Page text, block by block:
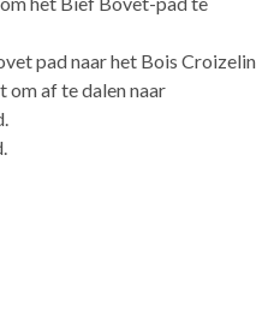
pad naar het Bois Croizelin
om af te dalen naar